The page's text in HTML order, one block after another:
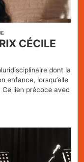
CÉCILE
dont la
enfance, lorsqu’elle
lien précoce avec